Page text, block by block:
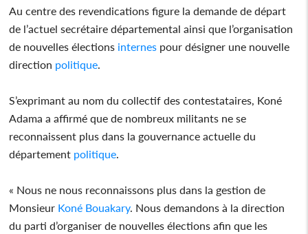
Au centre des revendications figure la demande de départ
de l’actuel secrétaire départemental ainsi que l’organisation
de nouvelles élections internes pour désigner une nouvelle
direction politique
S’exprimant au nom du collectif des contestataires, Koné
Adama a affirmé que de nombreux militants ne se
reconnaissent plus dans la gouvernance actuelle du
département politique
« Nous ne nous reconnaissons plus dans la gestion de
Monsieur Koné Bouakary. Nous demandons à la direction
du parti d’organiser de nouvelles élections afin que les